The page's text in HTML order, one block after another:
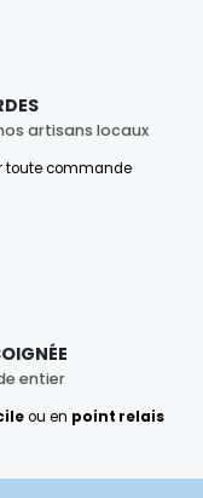
artisans locaux
toute commande
entier
ou en point relais